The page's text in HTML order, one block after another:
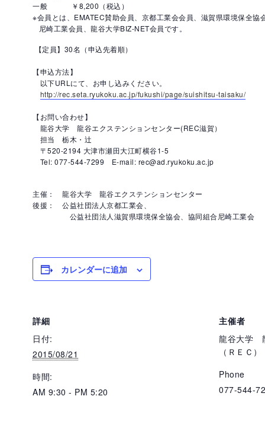
一般 ￥8,200（税込）
※会員とは、EMATEC賛助会員、京都工業会会員、滋賀県環境保全協
尼崎工業会員、龍谷大学BIZ-NET会員です。
【定員】30名（申込先着順）
【申込方法】
以下URLにて、お申し込みください。
http://rec.seta.ryukoku.ac.jp/fukushi/page/suishitsu-taisaku/
【お問い合わせ】
龍谷大学 龍谷エクステンションセンター(REC滋賀）
担当 栃木・辻
〒520-2194 大津市瀬田大江町横谷1-5
Tel: 077-544-7299 E-mail: rec@ad.ryukoku.ac.jp
主催： 龍谷大学 龍谷エクステンションセンター
後援： 公益社団法人京都工業会、
公益社団法人滋賀県環境保全協会、協同組合尼崎工業会
カレンダーに追加
詳細
日付:
2015/08/21
時間:
AM 9:30 - PM 5:20
主催者
龍谷大学
（ＲＥＣ）
Phone
077-544-